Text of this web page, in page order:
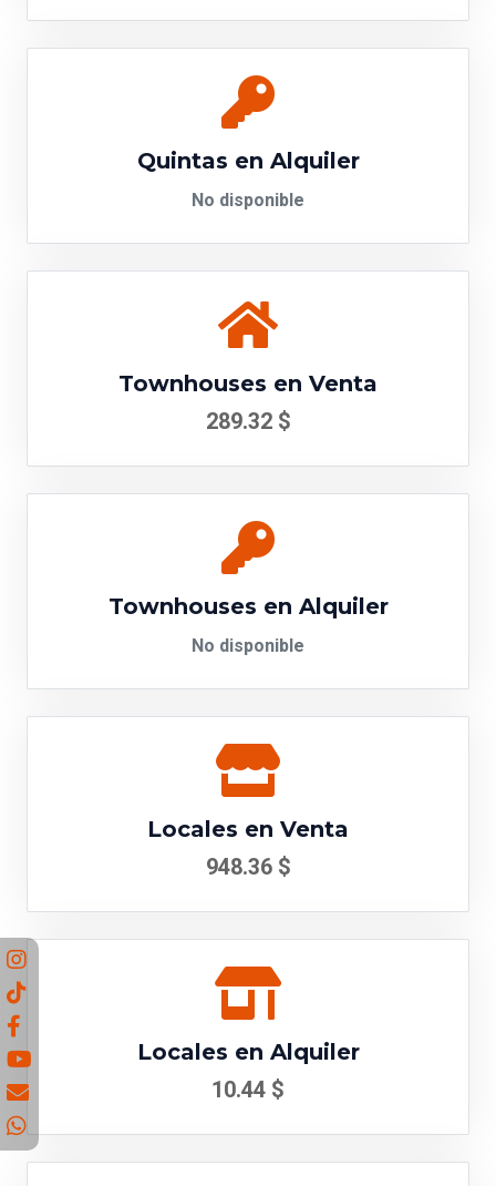
Quintas en Alquiler
No disponible
Townhouses en Venta
289.32 $
Townhouses en Alquiler
No disponible
Locales en Venta
948.36 $
Locales en Alquiler
10.44 $